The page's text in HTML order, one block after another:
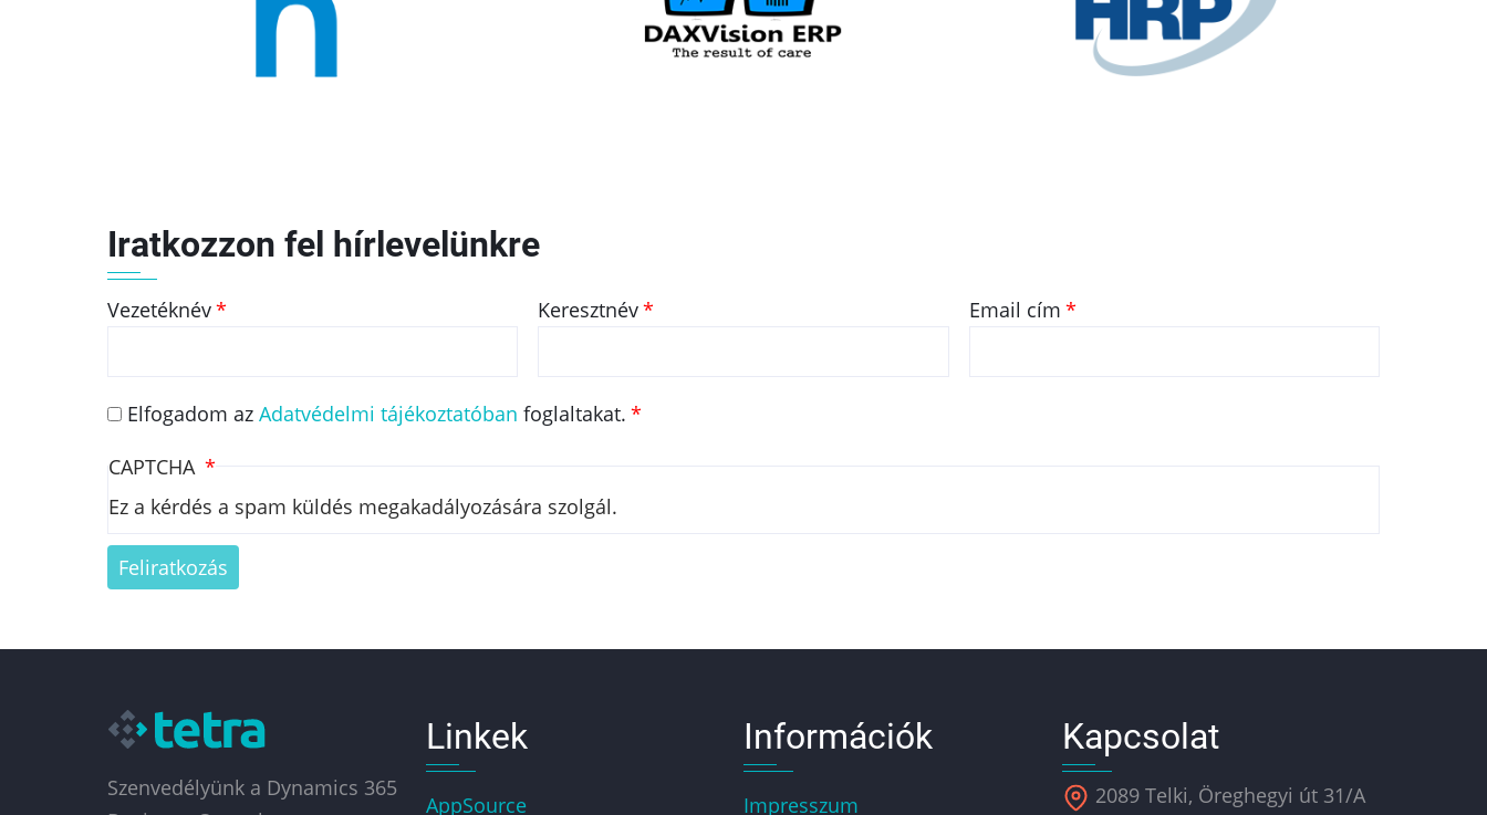
Iratkozzon fel hírlevelünkre
Vezetéknév Keresztnév Email cím
Elfogadom az Adatvédelmi tájékoztatóban foglaltakat.
CAPTCHA
Ez a kérdés a spam küldés megakadályozására szolgál.
Szenvedélyünk a Dynamics 365
Linkek
AppSource
Információk
Impresszum
Kapcsolat
2089 Telki, Öreghegyi út 31/A